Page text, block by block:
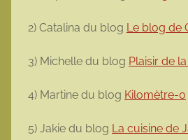
2) Catalina du blog Le blog de
3) Michelle du blog Plaisir de
4) Martine du blog Kilomètre-0
5) Jakie du blog La cuisine de